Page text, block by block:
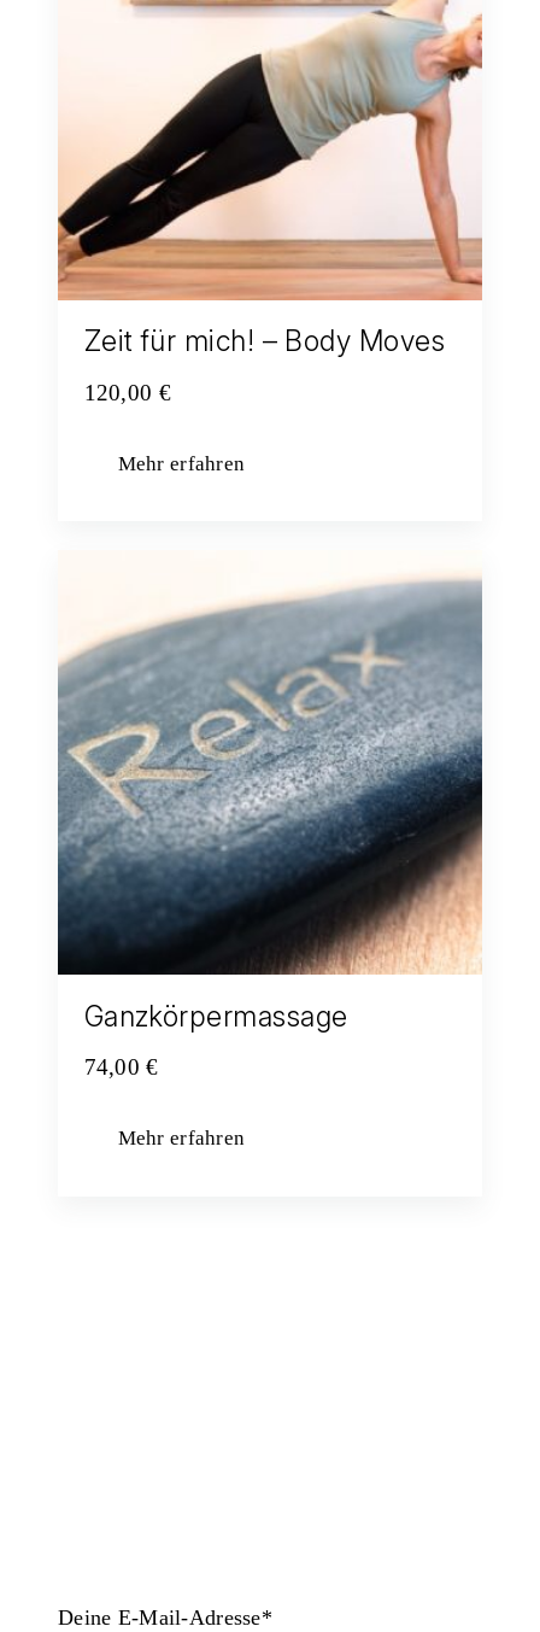
Zeit für mich! – Body Moves
120,00 €
Mehr erfahren
Ganzkörpermassage
74,00€
Mehr erfahren
Deine E-Mail-Adresse*